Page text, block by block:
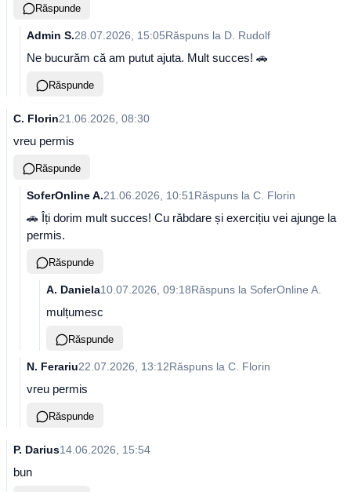
Răspunde
Admin S.28.07.2026, 15:05Răspuns la D. Rudolf
Ne bucurăm că am putut ajuta. Mult succes! 🚗
Răspunde
C. Florin21.06.2026, 08:30
vreu permis
Răspunde
SoferOnline A.21.06.2026, 10:51 Răspuns la C. Florin
🚗 Îți dorim mult succes! Cu răbdare și exercițiu vei ajunge la
permis.
Răspunde
A. Daniela10.07.2026, 09:18Răspuns la SoferOnline A.
mulțumesc
Răspunde
N. Ferariu22.07.2026, 13:12Răspuns la C. Florin
vreu permis
Răspunde
P. Darius14.06.2026, 15:54
bun